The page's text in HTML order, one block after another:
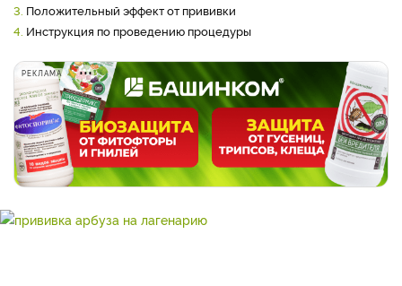
3. Положительный эффект от прививки
4. Инструкция по проведению процедуры
РЕКЛАМА